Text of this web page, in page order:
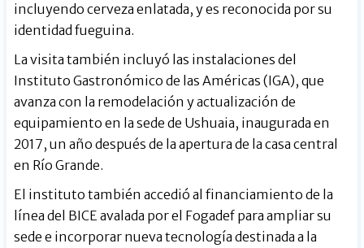
incluyendo cerveza enlatada, y es reconocida por su
identidad fueguina.
La visita también incluyó las instalaciones del
Instituto Gastronómico de las Américas (IGA), que
avanza con la remodelación y actualización de
equipamiento en la sede de Ushuaia, inaugurada en
2017, un año después de la apertura de la casa central
en Río Grande.
El instituto también accedió al financiamiento de la
línea del BICE avalada por el Fogadef para ampliar su
sede e incorporar nueva tecnología destinada a la